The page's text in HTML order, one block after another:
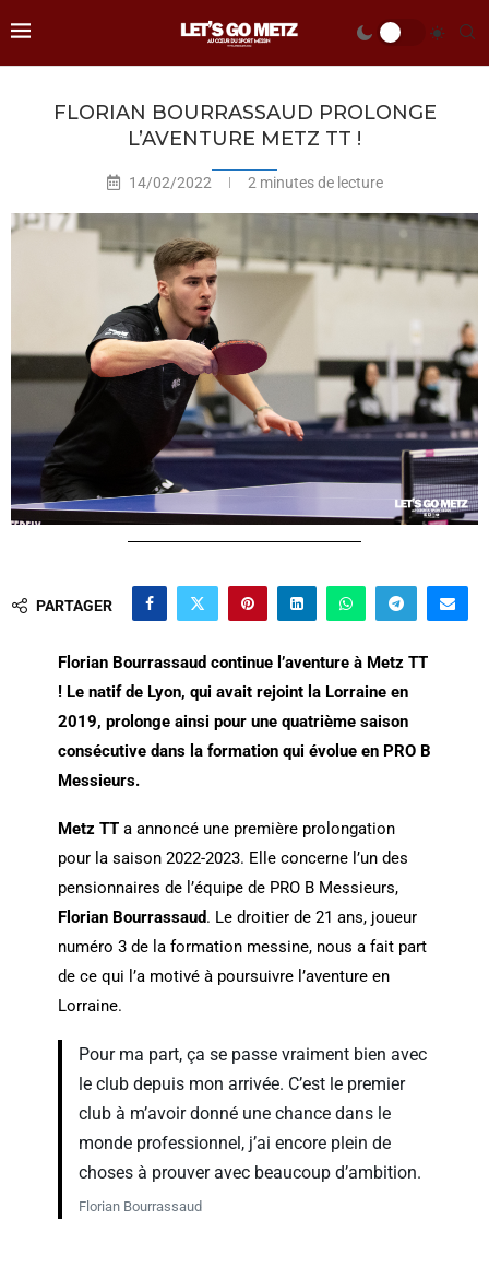
FLORIAN BOURRASSAUD PROLONGE
L’AVENTURE METZ TT !
14/02/2022 2 minutes de lecture
PARTAGER
Florian Bourrassaud continue l’aventure à Metz TT
! Le natif de Lyon, qui avait rejoint la Lorraine en
2019, prolonge ainsi pour une quatrième saison
consécutive dans la formation qui évolue en PRO B
Messieurs.
Metz TTa annoncé une première prolongation
pour la saison 2022-2023. Elle concerne l’un des
pensionnaires de l’équipe de PRO B Messieurs,
Florian Bourrassaud. Le droitier de 21 ans, joueur
numéro 3 de la formation messine, nous a fait part
de ce qui l’a motivé à poursuivre l’aventure en
Lorraine.
Pour ma part, ça se passe vraiment bien avec
le club depuis mon arrivée. C’est le premier
club à m’avoir donné une chance dans le
monde professionnel, j’ai encore plein de
choses à prouver avec beaucoup d’ambition.
Florian Bourrassaud